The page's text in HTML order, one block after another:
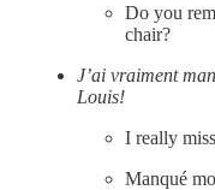
Do you
chair?
J’ai vraiment
Louis!
I really
Manqué